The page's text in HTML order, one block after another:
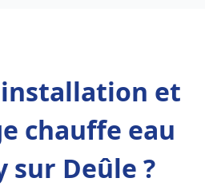
installation et
chauffe eau
sur Deûle ?